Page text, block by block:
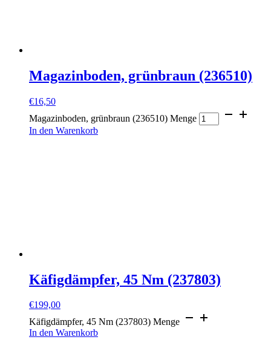
Magazinboden, grünbraun (236510)
€16,50
Magazinboden, grünbraun (236510) Menge
In den Warenkorb
Käfigdämpfer, 45 Nm (237803)
€199,00
Käfigdämpfer, 45 Nm (237803) Menge
In den Warenkorb